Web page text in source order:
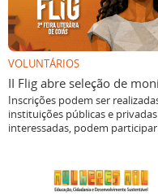
VOLUNTÁRIOS
II Flig abre seleção de
Inscrições podem ser
instituições públicas e
interessadas, podem participar